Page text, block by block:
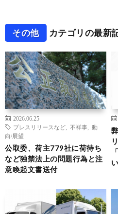
その他 カテゴリの最新
2026.06.25
プレスリリースなど
不祥事
動
向/展望
公取委、荷主779社に荷待ち
など独禁法上の問題行為と注
意喚起文書送付